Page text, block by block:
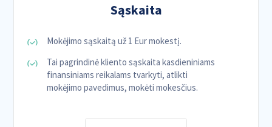
Sąskaita
Mokėjimo sąskaitą už 1 Eur mokestį.
Tai pagrindinė kliento sąskaita kasdieniniams
finansiniams reikalams tvarkyti, atlikti
mokėjimo pavedimus, mokėti mokesčius.